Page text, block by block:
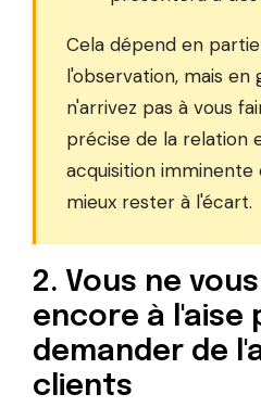
Cela dépend en
l'observation, mais en
n'arrivez pas à vous
précise de la relation
acquisition imminente
mieux rester à l'écart.
2. Vous ne
encore à l'aise
demander de
clients